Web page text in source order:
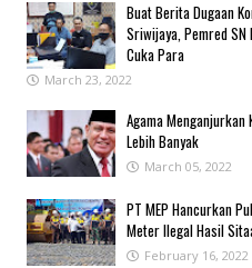
Buat Berita Dugaan
Sriwijaya, Pemred
Cuka Para
March 23, 2022
Agama
Lebih Banyak
March 05, 2022
PT MEP Hancurkan
Meter Ilegal Hasil
February 16, 2022